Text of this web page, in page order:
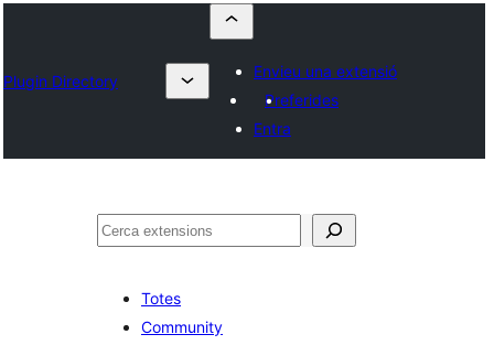
Plugin Directory
Envieu una extensió
Preferides
Entra
Cerca
Totes
Community